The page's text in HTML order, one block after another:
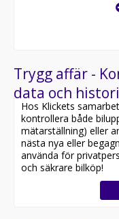
-
Jämför denna bil
lager. Se våra bilar på
https://
Övrig information
Vid blandad
Besiktigad till och
Möjlighet till 12-60
Trygg affär -
data och
Hos Klickets
kontrollera både
mätarställning) eller
nästa nya eller
använda för
och säkrare bilköp!